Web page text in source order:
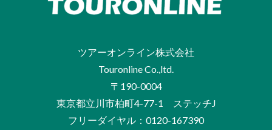
ツアーオンライン株式会社
Touronline Co.,ltd.
〒190-0004
東京都立川市柏町4-77-1 ステッチJ
フリーダイヤル：0120-167390